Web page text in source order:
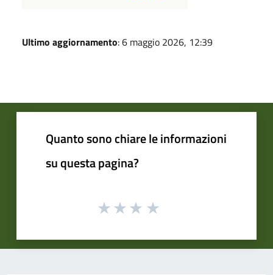
Ultimo aggiornamento: 6 maggio 2026, 12:39
Quanto sono chiare le informazioni
su questa pagina?